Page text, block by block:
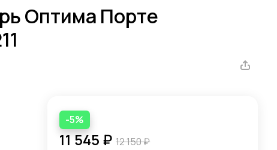
Оптима Порте
-5%
11 545 ₽ 12 150 ₽